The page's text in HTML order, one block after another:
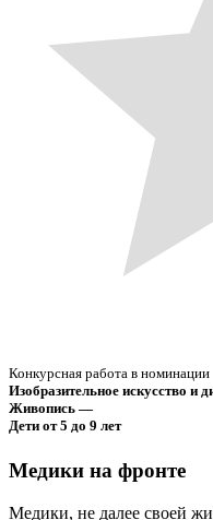
Конкурсная работа в номинации
Изобразительное искусство и
Живопись —
Дети от 5 до 9 лет
Медики на фронте
Медики, не далее своей